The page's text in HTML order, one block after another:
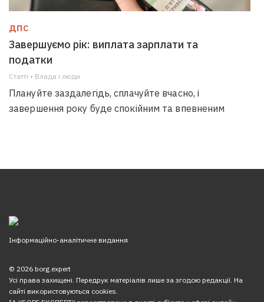
ДПС
Завершуємо рік: виплата зарплати та
податки
Статті • Влада i люди
Плануйте заздалегідь, сплачуйте вчасно, і
завершення року буде спокійним та впевненим
Інформаційно-аналітичне видання
© 2026 borg.expert
Усі права захищені. Передрук матеріалів лише за згодою редакції. На
сайті використовуються cookies.